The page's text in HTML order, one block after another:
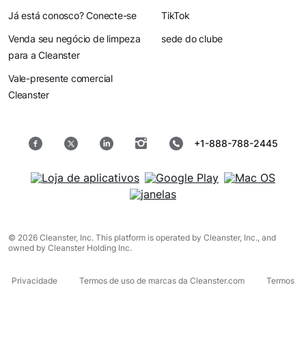
Já está conosco? Conecte-se
Venda seu negócio de limpeza
para a Cleanster
Vale-presente comercial
Cleanster
TikTok
sede do clube
+1-888-788-2445
© 2026 Cleanster, Inc. This platform is operated by Cleanster, Inc., and
owned by Cleanster Holding Inc.
Privacidade Termos de uso de marcas da Cleanster.com Termos